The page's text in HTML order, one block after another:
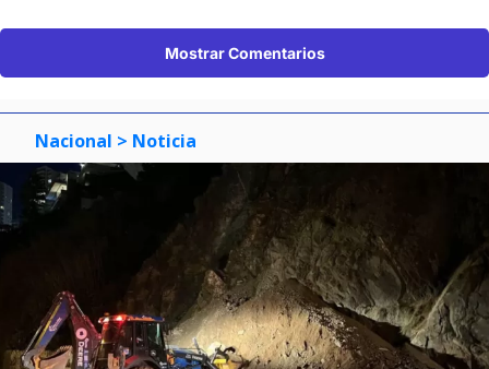
Mostrar Comentarios
Nacional > Noticia